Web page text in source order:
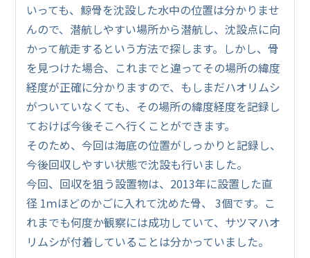
いっても、鯨骨を沈設した水中の位置は分かりませ
んので、潜航しやすい場所から潜航し、沈設点に向
かって航走するという方法で探します。しかし、骨
を見つけた場合、これまでと違ってその場所の緯度
経度が正確に分かりますので、もしまだハオリムシ
がついていなくても、その場所の緯度経度を記録し
ておけば今後そこへ行くことができます。
そのため、今回は海底の位置がしっかりと記録し、
今後回収しやすい状態で沈設も行いました。
今回、回収を狙う設置物は、2013年に設置した直
径 1ｍほどのかごに入れて沈めた骨、 3個です。こ
れまでも何度か観察には成功していて、サツマハオ
リムシが付着していることは分かっていました。